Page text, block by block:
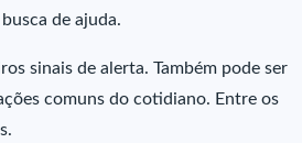
de ajuda.
sinais de alerta. Também pode ser
comuns do cotidiano. Entre os